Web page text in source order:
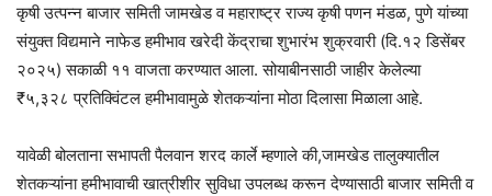
कृषी उत्पन्न बाजार समिती जामखेड व महाराष्ट्र राज्य कृषी पणन मंडळ, पुणे यांच्या
संयुक्त विद्यमाने नाफेड हमीभाव खरेदी केंद्राचा शुभारंभ शुक्रवारी (दि.१२ डिसेंबर
२०२५) सकाळी ११ वाजता करण्यात आला. सोयाबीनसाठी जाहीर केलेल्या
₹५,३२८ प्रतिक्विंटल हमीभावामुळे शेतकऱ्यांना मोठा दिलासा मिळाला आहे.
यावेळी बोलताना सभापती पैलवान शरद कार्ले म्हणाले की,जामखेड तालुक्यातील
शेतकऱ्यांना हमीभावाची खात्रीशीर सुविधा उपलब्ध करून देण्यासाठी बाजार समिती व